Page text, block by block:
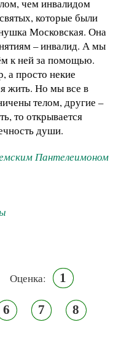
чем инвалидом
которые были
Московская. Она
– инвалид. А мы
к ней за помощью.
а просто некие
жить. Но мы все в
телом, другие –
то открывается
души.
Пантелеимоном
Оценка: 1
6 7 8